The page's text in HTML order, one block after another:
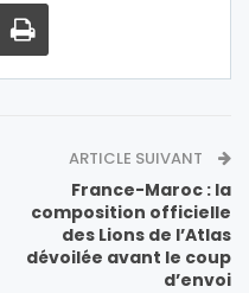
ARTICLE SUIVANT
France-Maroc : la
composition officielle
des Lions de l’Atlas
dévoilée avant le coup
d’envoi